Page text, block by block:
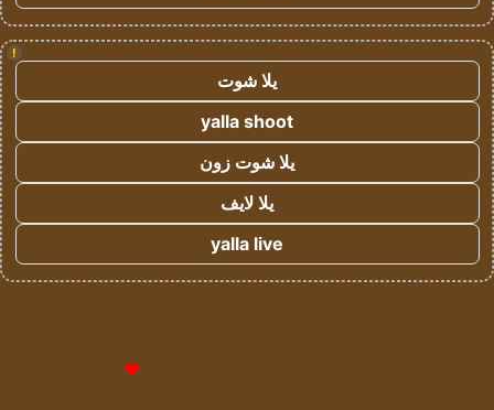
!
يلا شوت
yalla shoot
يلا شوت زون
يلا لايف
yalla live